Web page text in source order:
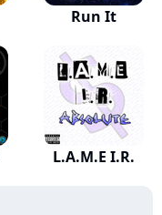
Run It
L.A.M.E I.R.